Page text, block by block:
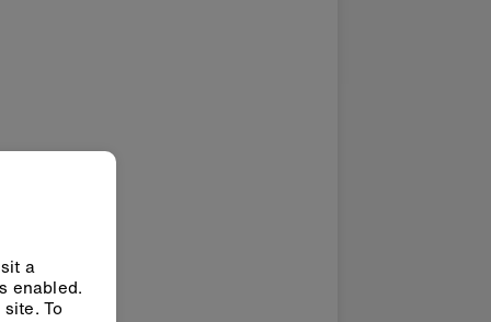
a
enabled.
To